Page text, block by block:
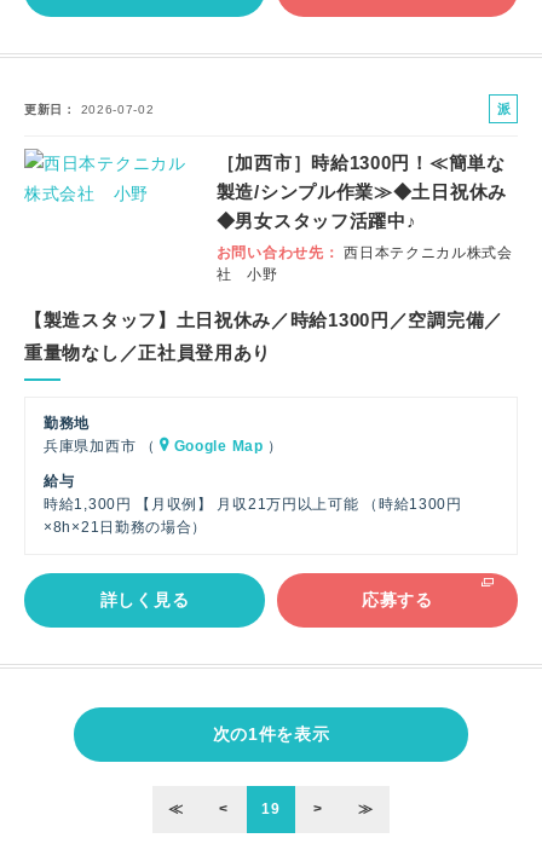
更新日 2026-07-02
派
社
員
［加西市］時給1300円！≪簡単な
製造/シンプル作業≫◆土日祝休み
◆男女スタッフ活躍中♪
お問い合わせ先
西日本テクニカル株式会
社 小野
【製造スタッフ】土日祝休み／時給1300円／空調完備／
重量物なし／正社員登用あり
勤務地
兵庫県加西市 （
Google Map ）
給与
時給1,300円 【月収例】 月収21万円以上可能 （時給1300円
×8h×21日勤務の場合）
詳しく見る 応募する
次の1件を表示
≪ < 19 > ≫